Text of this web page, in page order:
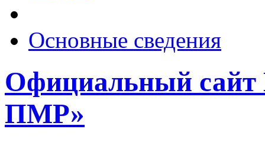
Основные сведения
Официальный
ПМР»